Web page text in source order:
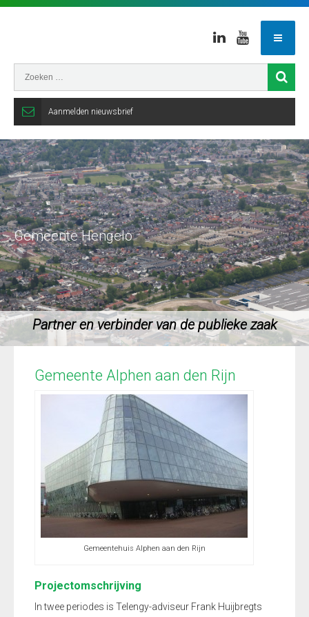
LinkedinYoutube
Aanmelden nieuwsbrief
Partner en verbinder van de publieke zaak
Gemeente Hengelo
Gemeente Alphen aan den Rijn
Gemeentehuis Alphen aan den Rijn
Projectomschrijving
In twee periodes is Telengy-adviseur Frank Huijbregts